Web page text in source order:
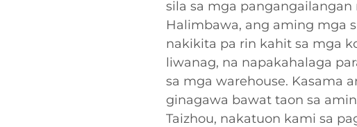
sila sa mga
Halimbawa, ang aming mga
nakikita pa rin kahit sa mga
liwanag, na napakahalaga
sa mga warehouse. Kasama
ginagawa bawat taon sa
Taizhou, nakatuon kami sa